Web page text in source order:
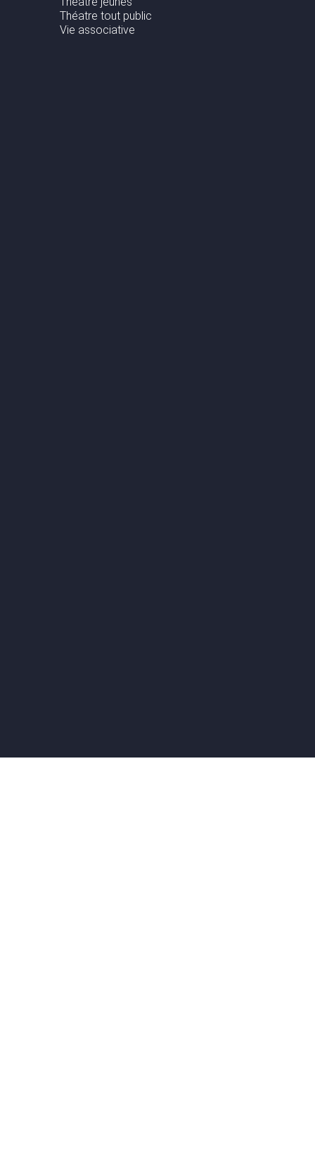
Théatre tout public
Vie associative